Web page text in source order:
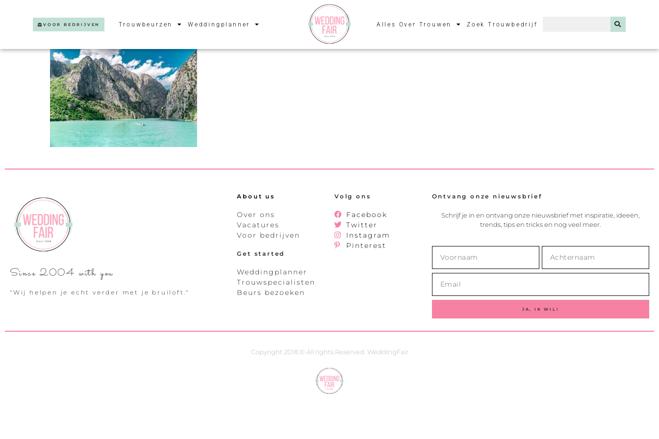
VOOR BEDRIJVEN Trouwbeurzen Weddingplanner Alles Over Trouwen Zoek Trouwbedrijf
Since 2004 with you
"Wij helpen je echt verder met je bruiloft."
About us
Over ons
Vacatures
Voor bedrijven
Get started
Weddingplanner
Trouwspecialisten
Beurs bezoeken
Volg ons
Facebook
Twitter
Instagram
Pinterest
Ontvang onze nieuwsbrief
Schrijf je in en ontvang onze nieuwsbrief met inspiratie, ideeën,
trends, tips en tricks en nog veel meer.
JA, IK WIL!
Copyright 2018 © All rights Reserved. WeddingFair